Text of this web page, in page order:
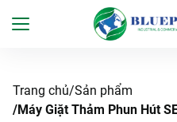
Trang chủ Sản phẩm
Máy Giặt Thảm Phun Hút